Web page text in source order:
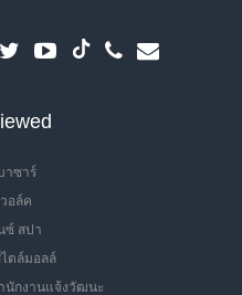
าซาร์
อล์ค
ซ์ สปา
ตล์มอลล์
นักงานแจ้งวัฒนะ